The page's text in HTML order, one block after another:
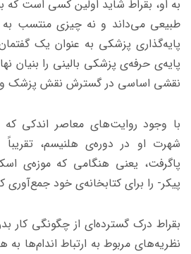
به او، بقراط شاید اولین کسی است که
طبیعی می‌داند و نه چیزی منتسب به
پایه‌گذاری پزشکی به عنوان یک
پایه‌ی حرفه‌ی پزشکی بالینی را بنیان
نقشی اساسی در گسترش نقش پزشک
با وجود روایت‌های معاصر اندکی که
شهرت او در دوره‌ی هلنیسم،
پاگرفت، یعنی هنگامی‌ که موزه‌ی
پیکر- را برای کتابخانه‌ی خود جمع‌آوری
بقراط درک گسترده‌ای از چگونگی کار
نظریه‌های مربوط به ارتباط اندام‌ها به